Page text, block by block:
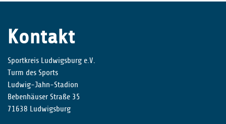
Kontakt
Sportkreis Ludwigsburg e.V.
Turm des Sports
Ludwig-Jahn-Stadion
Bebenhäuser Straße 35
71638 Ludwigsburg